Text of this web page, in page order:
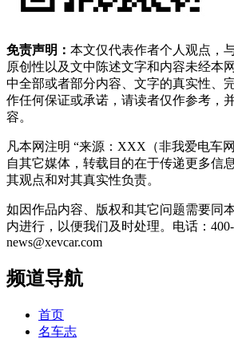
免责声明： 本文仅代表作者个人观点，
原创性以及文中陈述文字和内容未经本
中全部或者部分内容、文字的真实性、
作任何保证或承诺，请读者仅作参考，
容。
凡本网注明 “来源：XXX（非我爱电车
自其它媒体，转载目的在于传递更多信
其观点和对其真实性负责。
如因作品内容、版权和其它问题需要同
内进行，以便我们及时处理。电话：400-
news@xevcar.com
频道导航
首页
名车志